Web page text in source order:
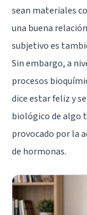
sean materiales
una buena
subjetivo es
Sin embargo, a
procesos
dice estar feliz y
biológico de algo
provocado por la
de hormonas.